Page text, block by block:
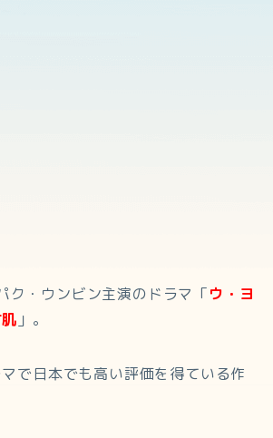
・ウンビン主演のドラマ「ウ・ヨ
」。
で日本でも高い評価を得ている作